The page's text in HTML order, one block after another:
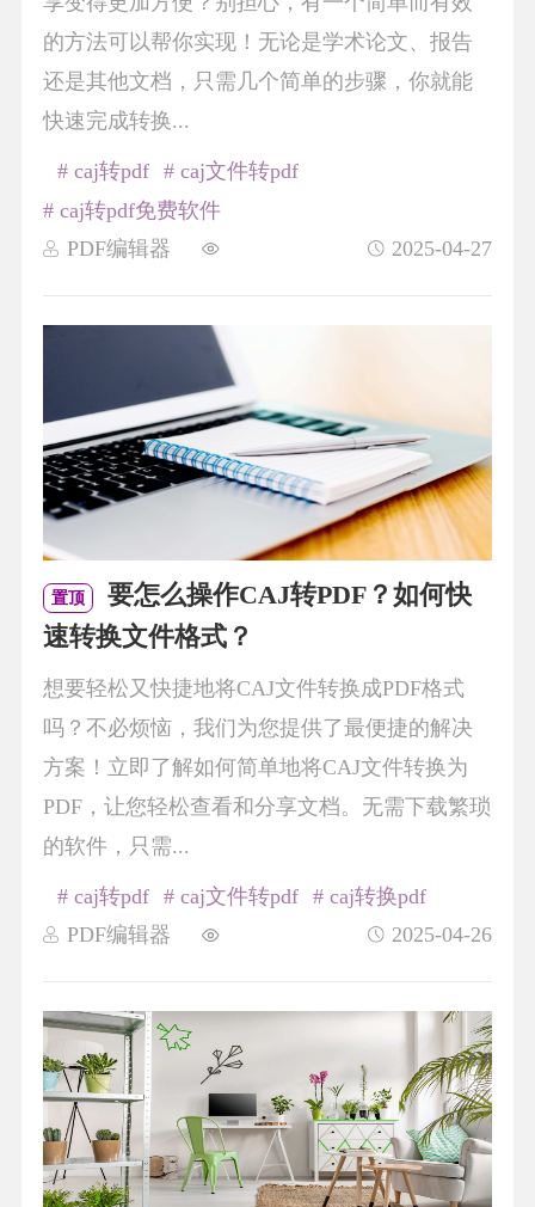
的方法可以帮你实现！无论是学术论文、报告
还是其他文档，只需几个简单的步骤，你就能
快速完成转换...
PDF编辑器 2025-04-27
# caj转pdf
# caj文件转pdf
# caj转pdf免费软件
置顶
要怎么操作CAJ转PDF？如何快
速转换文件格式？
想要轻松又快捷地将CAJ文件转换成PDF格式
吗？不必烦恼，我们为您提供了最便捷的解决
方案！立即了解如何简单地将CAJ文件转换为
PDF，让您轻松查看和分享文档。无需下载繁琐
的软件，只需...
PDF编辑器 2025-04-26
# caj转pdf # caj文件转pdf # caj转换pdf